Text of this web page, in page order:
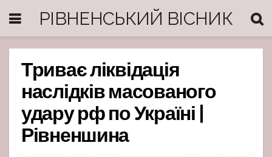
РІВНЕНСЬКИЙ ВІСНИК
Триває ліквідація
наслідків масованого
удару рф по Україні |
Рівненшина